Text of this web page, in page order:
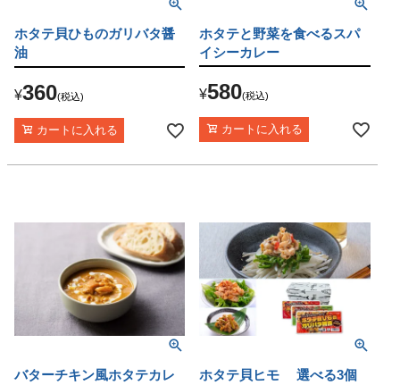
ホタテ貝ひものガリバタ醤
油
¥360 税込
カートに入れる
ホタテと野菜を食べるスパ
イシーカレー
¥580 税込
カートに入れる
バターチキン風ホタテカレ
ホタテ貝ヒモ 選べる3個